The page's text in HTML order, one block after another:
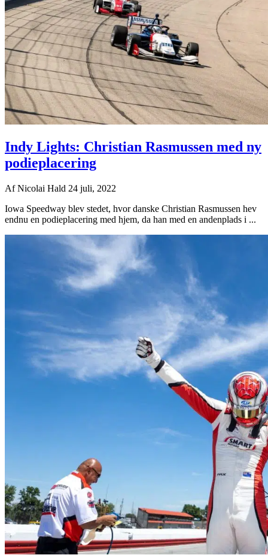
Indy Lights: Christian Rasmussen med ny
podieplacering
AfNicolai Hald 24 juli, 2022
Iowa Speedway blev stedet, hvor danske Christian Rasmussen hev
endnu en podieplacering med hjem, da han med en andenplads i ...